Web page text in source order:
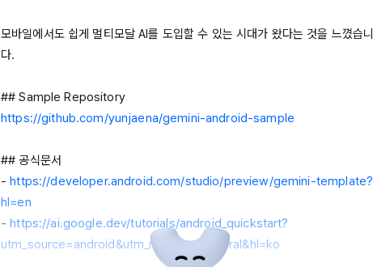
모바일에서도 쉽게 멀티모달 AI를 도입할 수 있는 시대가 왔다는 것을 느꼈습니
다.
## Sample Repository
https://github.com/yunjaena/gemini-android-sample
## 공식문서
- https://developer.android.com/studio/preview/gemini-template?
hl=en
- https://ai.google.dev/tutorials/android_quickstart?
utm_source=android&utm_medium=referral&hl=ko